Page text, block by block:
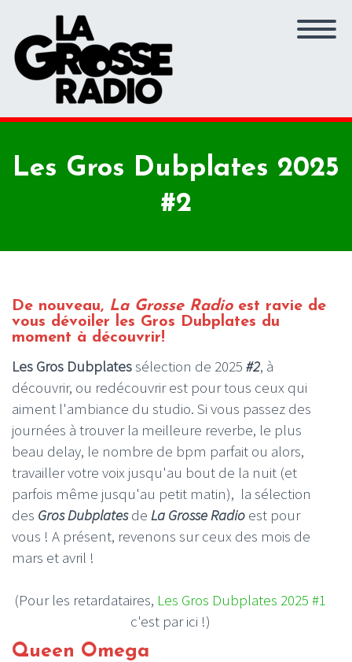
Les Gros Dubplates 2025
#2
De nouveau, La Grosse Radioest ravie de
vous dévoiler les Gros Dubplates du
moment à découvrir!
Les Gros Dubplatessélection de 2025 #2, à
découvrir, ou redécouvrir est pour tous ceux qui
aiment l'ambiance du studio. Si vous passez des
journées à trouver la meilleure reverbe, le plus
beau delay, le nombre de bpm parfait ou alors,
travailler votre voix jusqu'au bout de la nuit (et
parfois même jusqu'au petit matin), la sélection
des Gros Dubplates de La Grosse Radio est pour
vous ! A présent, revenons sur ceux des mois de
mars et avril !
(Pour les retardataires, Les Gros Dubplates 2025 #1
c'est par ici !)
Queen Omega